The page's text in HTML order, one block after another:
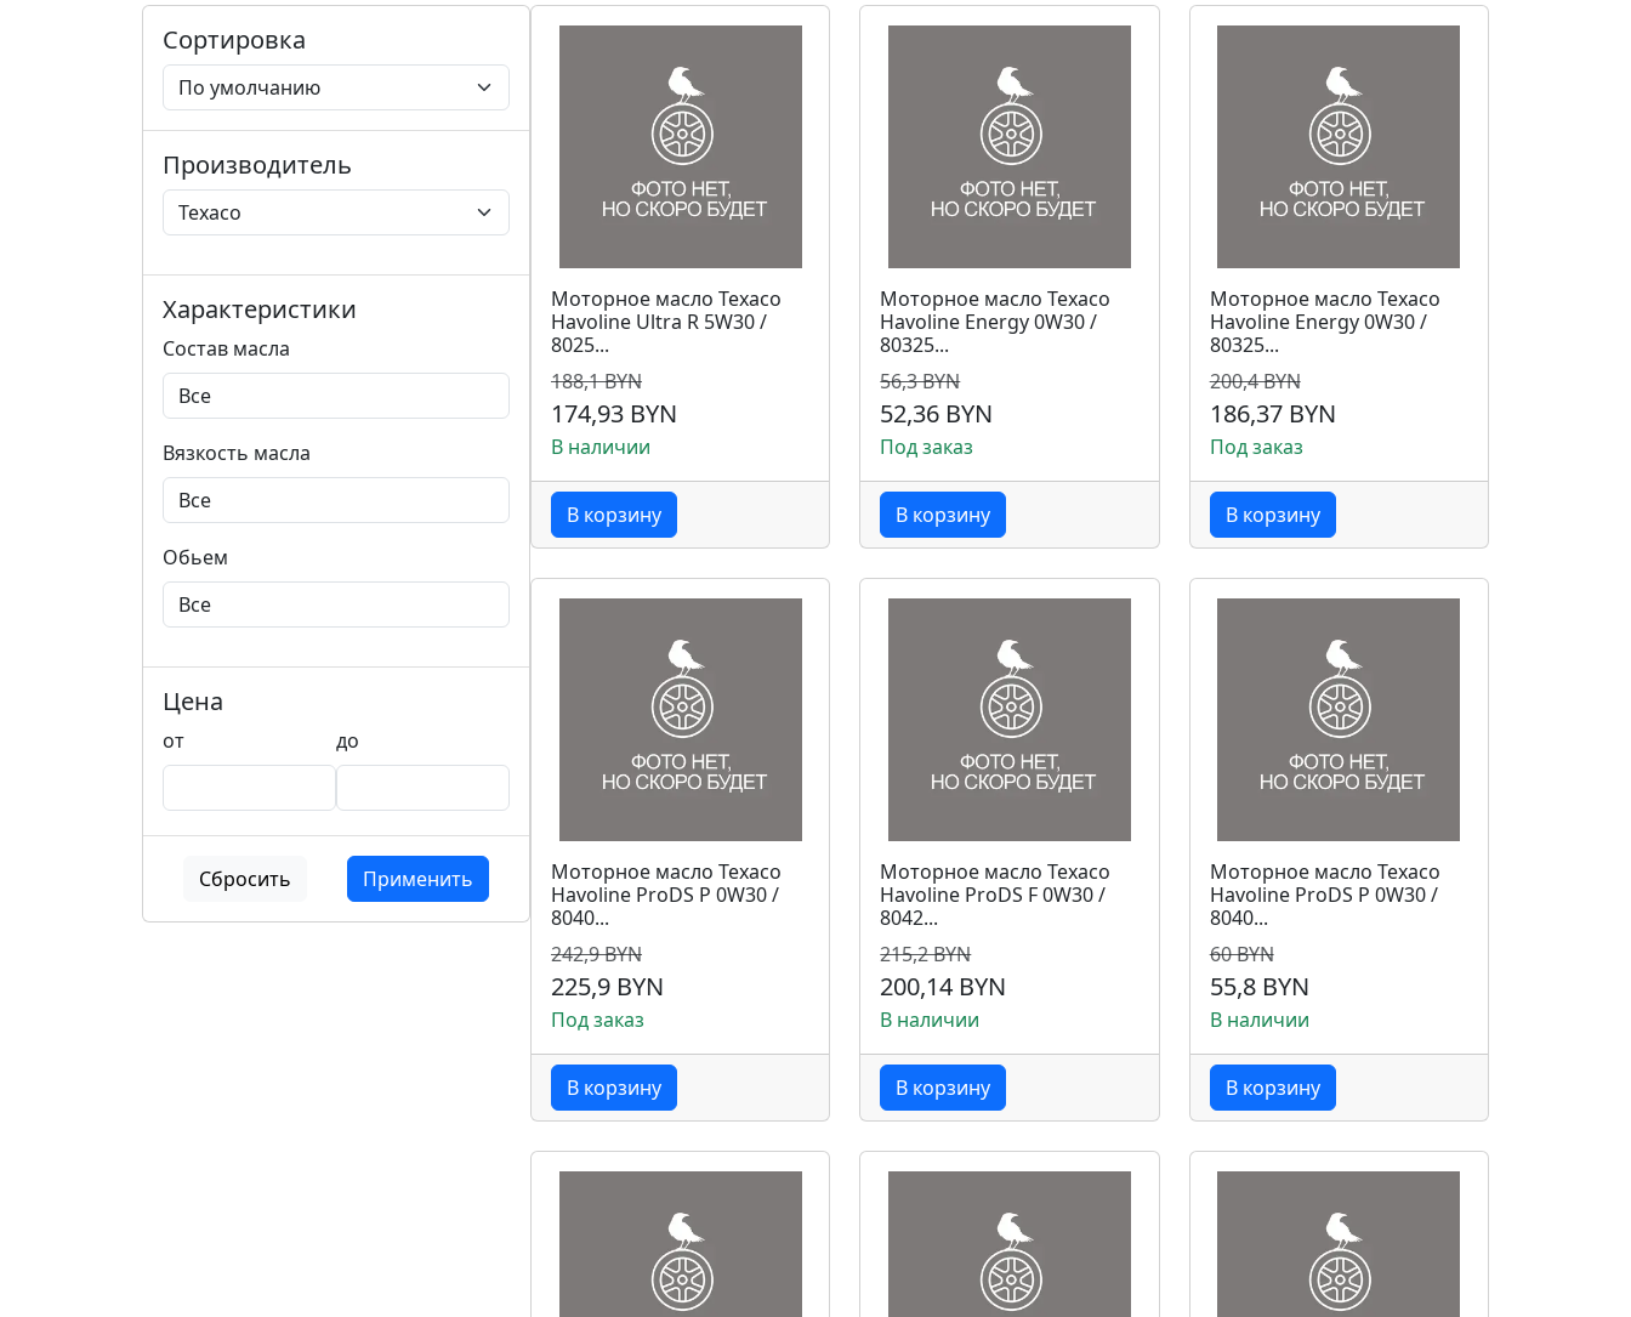
Сортировка
Производитель
Характеристики
Состав масла
Вязкость масла
Обьем
Цена
от до
Сбросить Применить
Моторное масло Texaco
Havoline Ultra R 5W30 /
8025...
188,1 BYN
174,93 BYN
В наличии
В корзину
Моторное масло Texaco
Havoline Energy 0W30 /
80325...
56,3 BYN
52,36 BYN
Под заказ
В корзину
Моторное масло Texaco
Havoline Energy 0W30 /
80325...
200,4 BYN
186,37 BYN
Под заказ
В корзину
Моторное масло Texaco
Havoline ProDS P 0W30 /
8040...
242,9 BYN
225,9 BYN
Под заказ
В корзину
Моторное масло Texaco
Havoline ProDS F 0W30 /
8042...
215,2 BYN
200,14 BYN
В наличии
В корзину
Моторное масло Texaco
Havoline ProDS P 0W30 /
8040...
60 BYN
55,8 BYN
В наличии
В корзину